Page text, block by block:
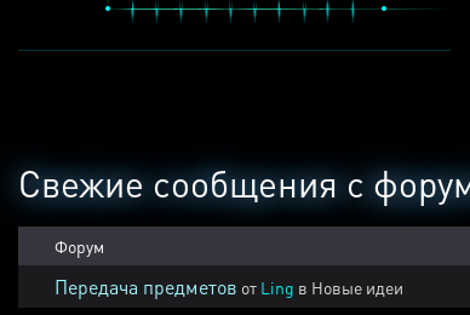
Свежие сообщения с
Форум
Передача предметов от Ling в Новые идеи